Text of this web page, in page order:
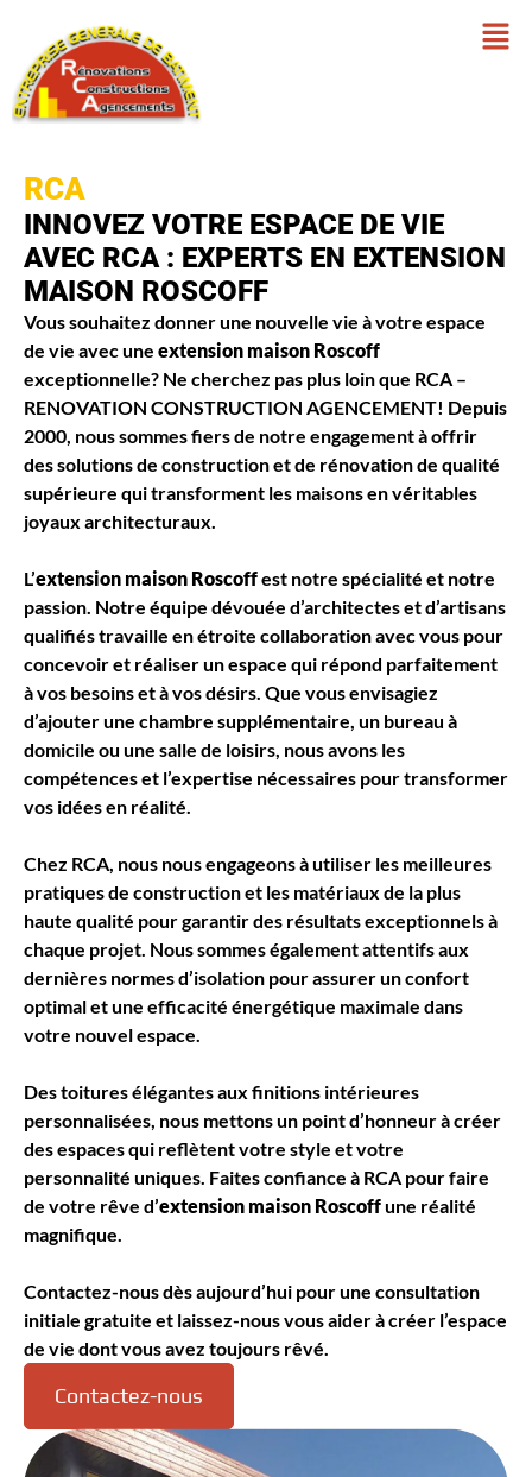
RCA
INNOVEZ VOTRE ESPACE DE VIE
AVEC RCA : EXPERTS EN EXTENSION
MAISON ROSCOFF
Vous souhaitez donner une nouvelle vie à votre espace
de vie avec une extension maison Roscoff
exceptionnelle? Ne cherchez pas plus loin que RCA –
RENOVATION CONSTRUCTION AGENCEMENT! Depuis
2000, nous sommes fiers de notre engagement à offrir
des solutions de construction et de rénovation de qualité
supérieure qui transforment les maisons en véritables
joyaux architecturaux.
L’extension maison Roscoffest notre spécialité et notre
passion. Notre équipe dévouée d’architectes et d’artisans
qualifiés travaille en étroite collaboration avec vous pour
concevoir et réaliser un espace qui répond parfaitement
à vos besoins et à vos désirs. Que vous envisagiez
d’ajouter une chambre supplémentaire, un bureau à
domicile ou une salle de loisirs, nous avons les
compétences et l’expertise nécessaires pour transformer
vos idées en réalité.
Chez RCA, nous nous engageons à utiliser les meilleures
pratiques de construction et les matériaux de la plus
haute qualité pour garantir des résultats exceptionnels à
chaque projet. Nous sommes également attentifs aux
dernières normes d’isolation pour assurer un confort
optimal et une efficacité énergétique maximale dans
votre nouvel espace.
Des toitures élégantes aux finitions intérieures
personnalisées, nous mettons un point d’honneur à créer
des espaces qui reflètent votre style et votre
personnalité uniques. Faites confiance à RCA pour faire
de votre rêve d’extension maison Roscoffune réalité
magnifique.
Contactez-nous dès aujourd’hui pour une consultation
initiale gratuite et laissez-nous vous aider à créer l’espace
de vie dont vous avez toujours rêvé.
Contactez-nous